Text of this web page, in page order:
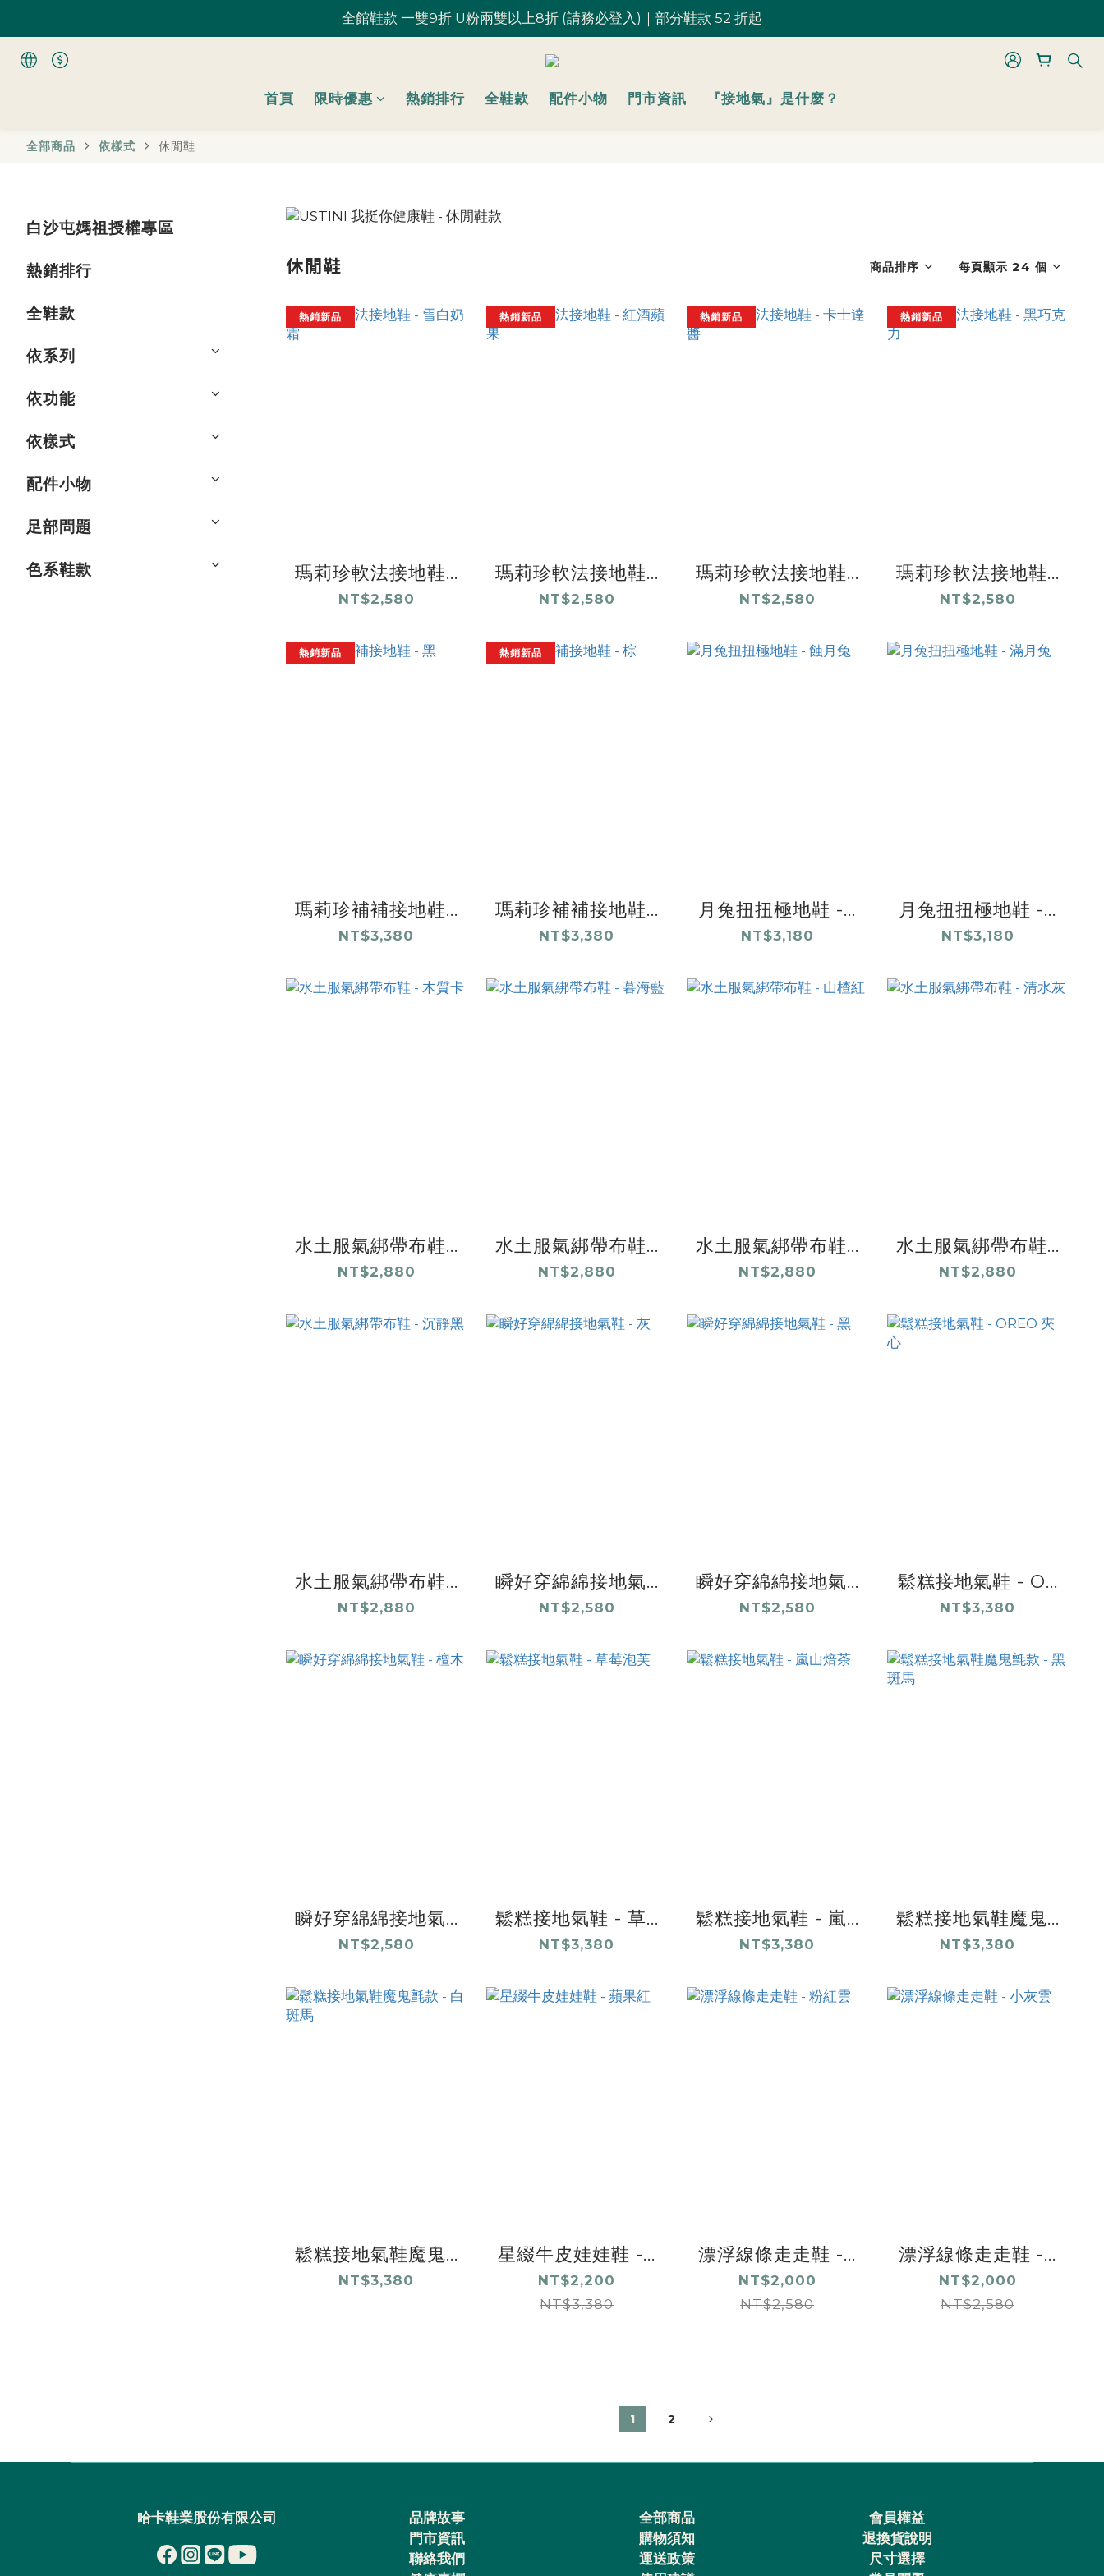
全館鞋款 一雙9折 U粉兩雙以上8折 (請務必登入)｜部分鞋款 52 折起
全館鞋款 一雙9折 U粉兩雙以上8折 (請務必登入)｜部分鞋款 52 折起
台灣滿 $1,700 享免運優惠
U粉就是你！加入會員 $200 購物金馬上用~
首頁 限時優惠 熱銷排行 全鞋款 配件小物 門市資訊 『接地氣』是什麼？
全部商品 依樣式 休閒鞋
白沙屯媽祖授權專區
熱銷排行
全鞋款
依系列
依功能
依樣式
配件小物
足部問題
色系鞋款
休閒鞋 商品排序 每頁顯示 24 個
熱銷新品
瑪莉珍軟法接地鞋...
NT$2,580
熱銷新品
瑪莉珍軟法接地鞋...
NT$2,580
熱銷新品
瑪莉珍軟法接地鞋...
NT$2,580
熱銷新品
瑪莉珍軟法接地鞋...
NT$2,580
熱銷新品
瑪莉珍補補接地鞋...
NT$3,380
熱銷新品
瑪莉珍補補接地鞋...
NT$3,380
月兔扭扭極地鞋 -...
NT$3,180
月兔扭扭極地鞋 -...
NT$3,180
水土服氣綁帶布鞋...
NT$2,880
水土服氣綁帶布鞋...
NT$2,880
水土服氣綁帶布鞋...
NT$2,880
水土服氣綁帶布鞋...
NT$2,880
水土服氣綁帶布鞋...
NT$2,880
瞬好穿綿綿接地氣...
NT$2,580
瞬好穿綿綿接地氣...
NT$2,580
鬆糕接地氣鞋 - O...
NT$3,380
瞬好穿綿綿接地氣...
NT$2,580
鬆糕接地氣鞋 - 草...
NT$3,380
鬆糕接地氣鞋 - 嵐...
NT$3,380
鬆糕接地氣鞋魔鬼...
NT$3,380
鬆糕接地氣鞋魔鬼...
NT$3,380
星綴牛皮娃娃鞋 -...
NT$2,200
NT$3,380
漂浮線條走走鞋 -...
NT$2,000
NT$2,580
漂浮線條走走鞋 -...
NT$2,000
NT$2,580
1 2
哈卡鞋業股份有限公司
品牌故事
門市資訊
聯絡我們
全部商品
購物須知
運送政策
會員權益
退換貨說明
尺寸選擇